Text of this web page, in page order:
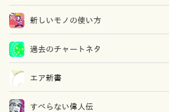
新しいモノの使い方
過去のチャートネタ
エア新書
すべらない偉人伝